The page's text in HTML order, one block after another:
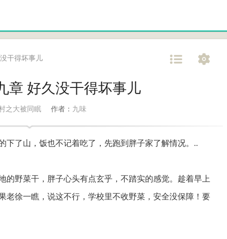
干得坏事儿
章 好久没干得坏事儿
之大被同眠 作者： 九味
了山，饭也不记着吃了，先跑到胖子家了解情况。..
野菜干，胖子心头有点玄乎，不踏实的感觉。趁着早上
老徐一瞧，说这不行，学校里不收野菜，安全没保障！要